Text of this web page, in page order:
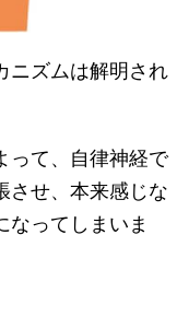
ニズムは解明され
って、自律神経で
させ、本来感じな
なってしまいま